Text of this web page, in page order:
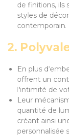
de finitions, ils
styles de
contemporain.
2.
En plus
offrent un
l'intimité de
Leur
quantité de
créant ainsi
personnalisée